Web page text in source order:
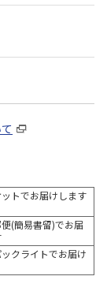
トでお届けします
(簡易書留)でお届
ックライトでお届け